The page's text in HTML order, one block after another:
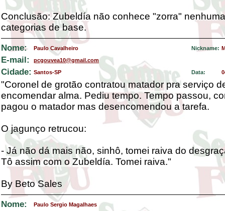
Conclusão: Zubeldía não conhece "zorra"
categorias de base.
Nome: Paulo Cavalheiro Nickname:
E-mail: pcgouvea10@gmail.com
Cidade: Santos-SP Data:
"Coronel de grotão contratou matador pra serviço
encomendar alma. Pediu tempo. Tempo passou,
pagou o matador mas desencomendou a tarefa.
O jagunço retrucou:
- Já não dá mais não, sinhô, tomei raiva do
Tô assim com o Zubeldía. Tomei raiva."
By Beto Sales
Nome: Paulo Sergio Magalhaes